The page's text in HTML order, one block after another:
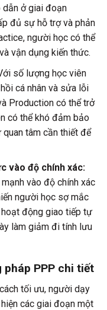
dẫn ở giai đoạn
đủ sự hỗ trợ và phản
người học có thể
vận dụng kiến thức.
số lượng học viên
cá nhân và sửa lỗi
Production có thể trở
có thể khó đảm bảo
tâm cần thiết để
vào độ chính xác:
vào độ chính xác
người học sợ mắc
hoạt động giao tiếp tự
làm giảm đi tính lưu
pháp PPP chi tiết
tối ưu, người dạy
các giai đoạn một